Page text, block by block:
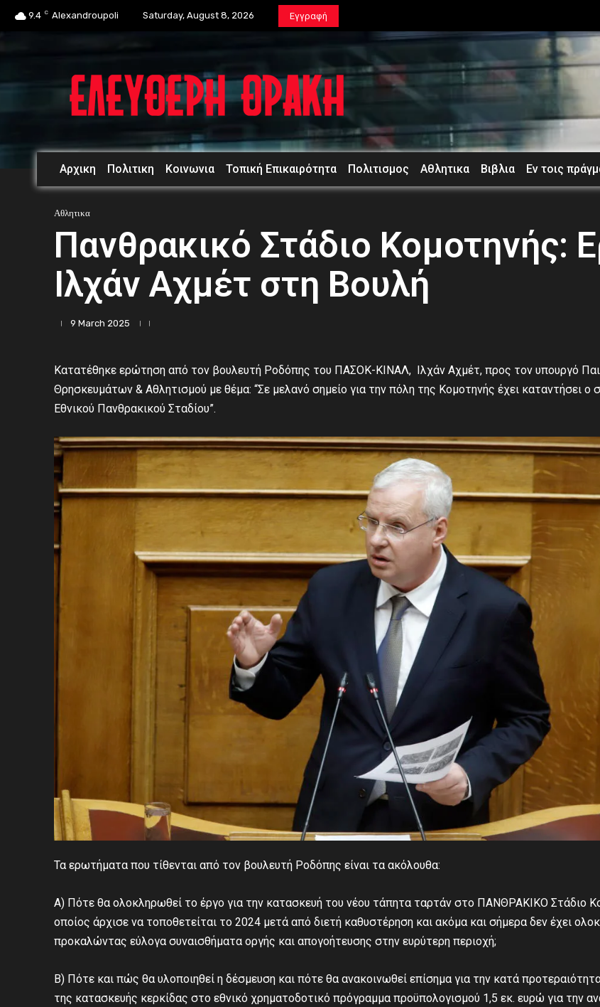
9.4 C Alexandroupoli Saturday, August 8, 2026 Εγγραφή
Αρχικη Πολιτικη Κοινωνια Τοπική Επικαιρότητα Πολιτισμος Αθλητικα Βιβλια Εν τοις
Αθλητικα
Πανθρακικό Στάδιο Κομοτηνής:
Ιλχάν Αχμέτ στη Βουλή
9 March 2025
Κατατέθηκε ερώτηση από τον βουλευτή Ροδόπης του ΠΑΣΟΚ-ΚΙΝΑΛ, Ιλχάν Αχμέτ, προς τον υπουργό
Θρησκευμάτων & Αθλητισμού με θέμα: “Σε μελανό σημείο για την πόλη της Κομοτηνής έχει καταντήσει ο
Εθνικού Πανθρακικού Σταδίου”.
Τα ερωτήματα που τίθενται από τον βουλευτή Ροδόπης είναι τα ακόλουθα:
Α) Πότε θα ολοκληρωθεί το έργο για την κατασκευή του νέου τάπητα ταρτάν στο ΠΑΝΘΡΑΚΙΚΟ Στάδιο
οποίος άρχισε να τοποθετείται το 2024 μετά από διετή καθυστέρηση και ακόμα και σήμερα δεν έχει
προκαλώντας εύλογα συναισθήματα οργής και απογοήτευσης στην ευρύτερη περιοχή;
Β) Πότε και πώς θα υλοποιηθεί η δέσμευση και πότε θα ανακοινωθεί επίσημα για την κατά
της κατασκευής κερκίδας στο εθνικό χρηματοδοτικό πρόγραμμα προϋπολογισμού 1,5 εκ. ευρώ για την